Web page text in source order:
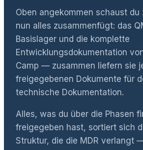
Oben angekommen schaust du
nun alles zusammenfügt: das
Basislager und die komplette
Entwicklungsdokumentation
Camp — zusammen liefern sie
freigegebenen Dokumente für
technische Dokumentation.
Alles, was du über die Phasen
freigegeben hast, sortiert sich
Struktur, die die MDR verlangt